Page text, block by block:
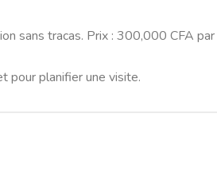
sans tracas. Prix : 300,000 CFA par
pour planifier une visite.